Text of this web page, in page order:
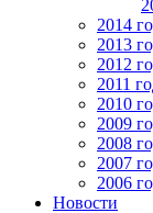
2014
2013
2012
2011
2010
2009
2008
2007
2006
Новости